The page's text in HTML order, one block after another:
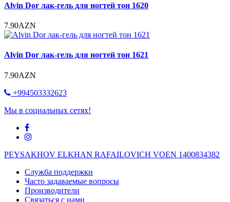
Alvin Dor лак-гель для ногтей тон 1620
7.90AZN
Alvin Dor лак-гель для ногтей тон 1621
7.90AZN
+994503332623
Мы в социальных сетях!
PEYSAKHOV ELKHAN RAFAILOVICH VOEN 1400834382
Служба поддержки
Часто задаваемые вопросы
Производители
Связаться с нами